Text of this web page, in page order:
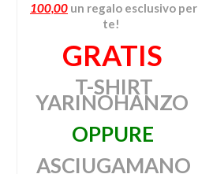
100,00 un regalo esclusivo per
te!
GRATIS
T-SHIRT
YARINOHANZO
OPPURE
ASCIUGAMANO